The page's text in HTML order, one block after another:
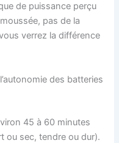
de puissance perçu
pas de la
verrez la différence
des batteries
45 à 60 minutes
ou sec, tendre ou dur).